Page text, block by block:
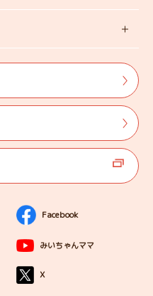
Facebook
みいちゃんママ
X